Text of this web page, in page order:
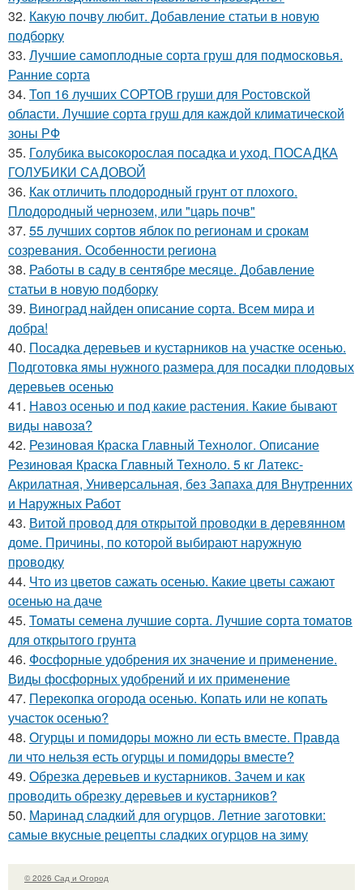
32. Какую почву любит. Добавление статьи в новую
подборку
33. Лучшие самоплодные сорта груш для подмосковья.
Ранние сорта
34. Топ 16 лучших СОРТОВ груши для Ростовской
области. Лучшие сорта груш для каждой климатической
зоны РФ
35. Голубика высокорослая посадка и уход. ПОСАДКА
ГОЛУБИКИ САДОВОЙ
36. Как отличить плодородный грунт от плохого.
Плодородный чернозем, или "царь почв"
37. 55 лучших сортов яблок по регионам и срокам
созревания. Особенности региона
38. Работы в саду в сентябре месяце. Добавление
статьи в новую подборку
39. Виноград найден описание сорта. Всем мира и
добра!
40. Посадка деревьев и кустарников на участке осенью.
Подготовка ямы нужного размера для посадки плодовых
деревьев осенью
41. Навоз осенью и под какие растения. Какие бывают
виды навоза?
42. Резиновая Краска Главный Технолог. Описание
Резиновая Краска Главный Техноло. 5 кг Латекс-
Акрилатная, Универсальная, без Запаха для Внутренних
и Наружных Работ
43. Витой провод для открытой проводки в деревянном
доме. Причины, по которой выбирают наружную
проводку
44. Что из цветов сажать осенью. Какие цветы сажают
осенью на даче
45. Томаты семена лучшие сорта. Лучшие сорта томатов
для открытого грунта
46. Фосфорные удобрения их значение и применение.
Виды фосфорных удобрений и их применение
47. Перекопка огорода осенью. Копать или не копать
участок осенью?
48. Огурцы и помидоры можно ли есть вместе. Правда
ли что нельзя есть огурцы и помидоры вместе?
49. Обрезка деревьев и кустарников. Зачем и как
проводить обрезку деревьев и кустарников?
50. Маринад сладкий для огурцов. Летние заготовки:
самые вкусные рецепты сладких огурцов на зиму
© 2026 Сад и Огород